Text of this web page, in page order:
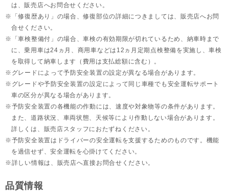
は、販売店へお問合せください。
「修復歴あり」の場合、修復部位の詳細につきましては、販売店へお問
合せください。
「車検整備付」の場合、車検の有効期限が切れているため、納車時まで
に、乗用車は24ヵ月、 商用車などは12ヵ月定期点検整備を実施し、車検
を取得して納車します（費用は支払総額に含む）。
グレードによって予防安全装置の設定が異なる場合があります。
グレードや予防安全装置の設定によって同じ車種でも安全運転サポート
車の区分が異なる場合があります。
予防安全装置の各機能の作動には、速度や対象物等の条件があります。
また、道路状況、車両状態、天候等により作動しない場合があります。
詳しくは、販売店スタッフにおたずねください。
予防安全装置はドライバーの安全運転を支援するためのものです。機能
を過信せず、安全運転を心掛けてください。
詳しい情報は、販売店へ直接お問合せください。
品質情報